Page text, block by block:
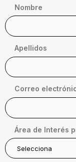
Nombre
Apellidos
Correo
Área de Interés